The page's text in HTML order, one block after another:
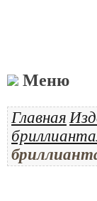
Меню
Главная